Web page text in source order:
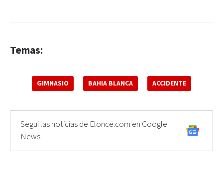
Temas:
GIMNASIO BAHIA BLANCA ACCIDENTE
Seguí las noticias de Elonce.com en Google
News